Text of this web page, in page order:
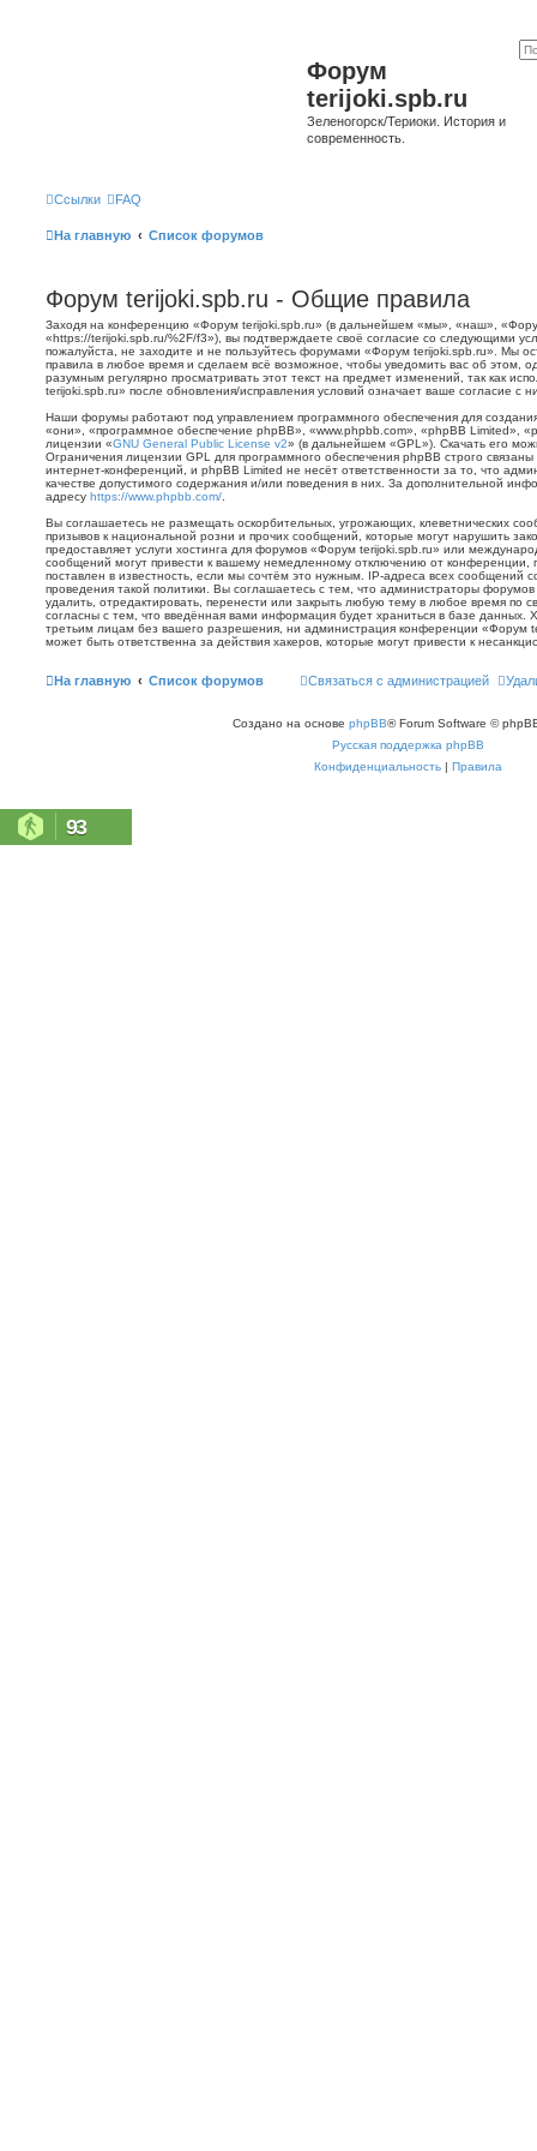
Форум
terijoki.spb.ru
Зеленогорск/Териоки. История и
современность.
Ссылки FAQ
На главную Список форумов
Форум terijoki.spb.ru - Общие правила
Заходя на конференцию «Форум terijoki.spb.ru» (в дальнейшем «мы», «наш»,
«https://terijoki.spb.ru/%2F/f3»), вы подтверждаете своё согласие со следующими
пожалуйста, не заходите и не пользуйтесь форумами «Форум terijoki.spb.ru». Мы
правила в любое время и сделаем всё возможное, чтобы уведомить вас об этом,
разумным регулярно просматривать этот текст на предмет изменений, так как
terijoki.spb.ru» после обновления/исправления условий означает ваше согласие с
Наши форумы работают под управлением программного обеспечения для
«они», «программное обеспечение phpBB», «www.phpbb.com», «phpBB Limited»,
лицензии «GNU General Public License v2» (в дальнейшем «GPL»). Скачать его
Ограничения лицензии GPL для программного обеспечения phpBB строго
интернет-конференций, и phpBB Limited не несёт ответственности за то, что
качестве допустимого содержания и/или поведения в них. За дополнительной
адресу https://www.phpbb.com/
Вы соглашаетесь не размещать оскорбительных, угрожающих, клеветнических
призывов к национальной розни и прочих сообщений, которые могут нарушить
предоставляет услуги хостинга для форумов «Форум terijoki.spb.ru» или
сообщений могут привести к вашему немедленному отключению от конференции,
поставлен в известность, если мы сочтём это нужным. IP-адреса всех сообщений
проведения такой политики. Вы соглашаетесь с тем, что администраторы
удалить, отредактировать, перенести или закрыть любую тему в любое время по
согласны с тем, что введённая вами информация будет храниться в базе данных.
третьим лицам без вашего разрешения, ни администрация конференции «Форум
может быть ответственна за действия хакеров, которые могут привести к
На главную Список форумов Связаться с администрацией
Создано на основе phpBB® Forum Software ©
Русская поддержка phpBB
Конфиденциальность | Правила
93